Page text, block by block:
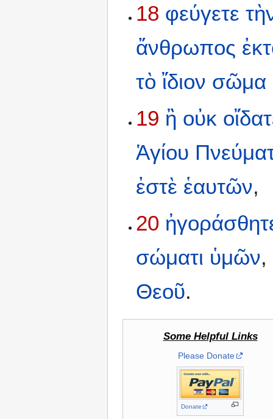
18 φεύγετε
ἄνθρωπος
τὸ ἴδιον σῶμα
19 ἢ οὐκ
Ἁγίου
ἐστὲ ἑαυτῶν,
20
σώματι ὑμῶν,
Θεοῦ.
Some Helpful Links
Please Donate
Donate